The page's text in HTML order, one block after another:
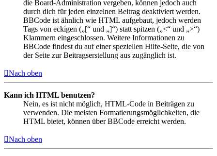
die Board-Administration vergeben, können jedoch auch
durch dich für jeden einzelnen Beitrag deaktiviert werden.
BBCode ist ähnlich wie HTML aufgebaut, jedoch werden
Tags von eckigen („[“ und „]“) statt spitzen („<“ und „>“)
Klammern eingeschlossen. Weitere Informationen zu
BBCode findest du auf einer speziellen Hilfe-Seite, die von
der Seite zur Beitragserstellung aus zugänglich ist.
Nach oben
Kann ich HTML benutzen?
Nein, es ist nicht möglich, HTML-Code in Beiträgen zu
verwenden. Die meisten Formatierungsmöglichkeiten, die
HTML bietet, können über BBCode erreicht werden.
Nach oben